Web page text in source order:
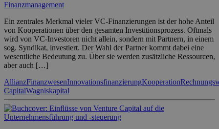
Finanzmanagement
Ein zentrales Merkmal vieler VC-Finanzierungen ist der hohe Anteil
von Kooperationen über den gesamten Investitionsprozess. Oftmals
wird von VC-Investoren nicht allein, sondern mit Partnern, in einem
sog. Syndikat, investiert. Der Wahl der Partner kommt dabei eine
wesentliche Bedeutung zu. Über sie werden zusätzliche Ressourcen,
aber auch […]
AllianzFinanzwesenInnovationsfinanzierungKooperation
CapitalWagniskapital